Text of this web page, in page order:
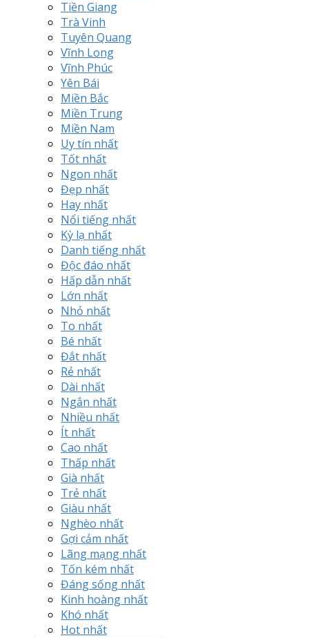
Tiền Giang
Trà Vinh
Tuyên Quang
Vĩnh Long
Vĩnh Phúc
Yên Bái
Miền Bắc
Miền Trung
Miền Nam
Uy tín nhất
Tốt nhất
Ngon nhất
Đẹp nhất
Hay nhất
Nổi tiếng nhất
Kỳ lạ nhất
Danh tiếng nhất
Độc đáo nhất
Hấp dẫn nhất
Lớn nhất
Nhỏ nhất
To nhất
Bé nhất
Đắt nhất
Rẻ nhất
Dài nhất
Ngắn nhất
Nhiều nhất
Ít nhất
Cao nhất
Thấp nhất
Già nhất
Trẻ nhất
Giàu nhất
Nghèo nhất
Gợi cảm nhất
Lãng mạng nhất
Tốn kém nhất
Đáng sống nhất
Kinh hoàng nhất
Khó nhất
Hot nhất